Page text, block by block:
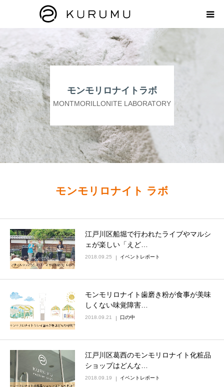
モンモリロナイトラボ
MONTMORILLONITE LABORATORY
モンモリロナイト ラボ
江戸川区船堀で行われたライブやマルシ
ェが楽しい「えど…
2018.09.25 イベントレポート
モンモリロナイト歯磨き粉が食事が美味
しくない味覚障害…
2018.09.21 口の中
江戸川区葛西のモンモリロナイト化粧品
ショップはどんな…
2018.09.19 イベントレポート
HOME
ABOUT
プロダクト
モンモリロナイトラボ
お知らせ